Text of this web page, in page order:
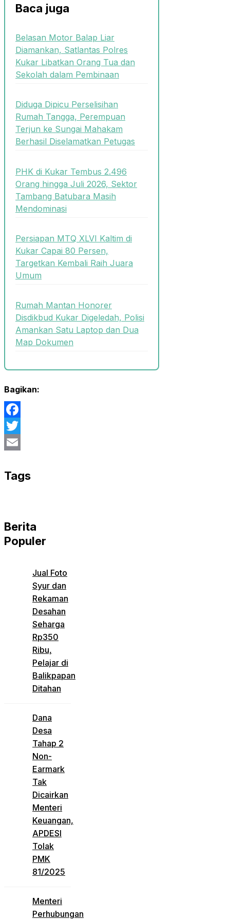
Baca juga
Belasan Motor Balap Liar
Diamankan, Satlantas Polres
Kukar Libatkan Orang Tua dan
Sekolah dalam Pembinaan
Diduga Dipicu Perselisihan
Rumah Tangga, Perempuan
Terjun ke Sungai Mahakam
Berhasil Diselamatkan Petugas
PHK di Kukar Tembus 2.496
Orang hingga Juli 2026, Sektor
Tambang Batubara Masih
Mendominasi
Persiapan MTQ XLVI Kaltim di
Kukar Capai 80 Persen,
Targetkan Kembali Raih Juara
Umum
Rumah Mantan Honorer
Disdikbud Kukar Digeledah, Polisi
Amankan Satu Laptop dan Dua
Map Dokumen
Bagikan:
Facebook
Twitter
Tags
Berita
Populer
Jual Foto
Syur dan
Rekaman
Desahan
Seharga
Rp350
Ribu,
Pelajar di
Balikpapan
Ditahan
Dana
Desa
Tahap 2
Non-
Earmark
Tak
Dicairkan
Menteri
Keuangan,
APDESI
Tolak
PMK
81/2025
Menteri
Perhubungan